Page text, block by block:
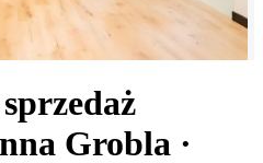
Grobla ·